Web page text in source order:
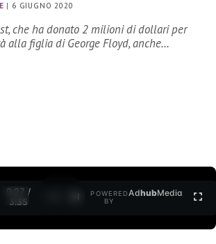
| 6 GIUGNO 2020
che ha donato 2 milioni di dollari per
alla figlia di George Floyd, anche…
0:27 /
3:35
POWERED
BY
AdhubMedia